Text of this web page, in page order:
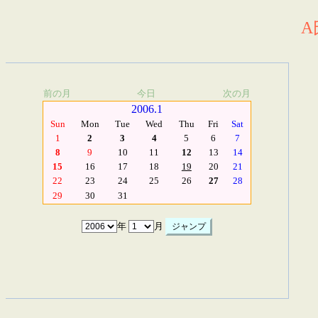
A
前の月 今日 次の月
2006.1
Sun Mon Tue Wed Thu Fri
Sat
1
2 3 4 5 6
7
8
9 10 11 12 13
14
15
16 17 18 19 20
21
22
23 24 25 26 27
28
29
30 31
年 月